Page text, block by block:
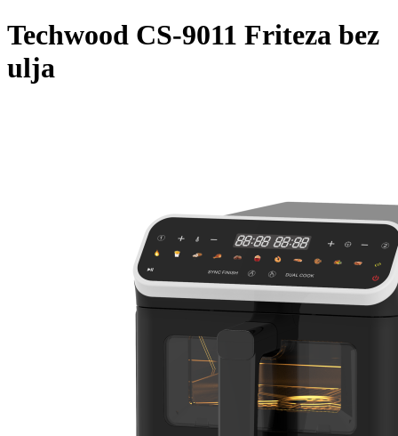
Techwood CS-9011 Friteza bez
ulja